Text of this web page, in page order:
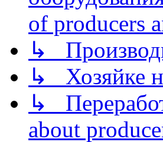
of producers
↳
↳ Хозяйке
↳
about